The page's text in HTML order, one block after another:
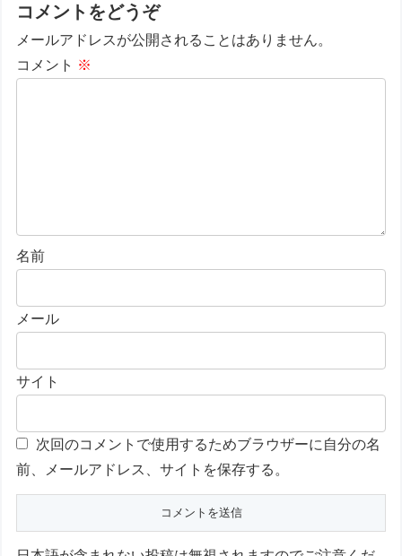
コメントをどうぞ
メールアドレスが公開されることはありません。
コメント ※
名前
メール
サイト
次回のコメントで使用するためブラウザーに自分の名
前、メールアドレス、サイトを保存する。